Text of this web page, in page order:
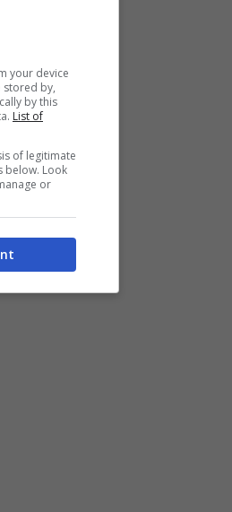
e
e
a fine
forti
your device
stored by,
by this
List of
of legitimate
below. Look
or